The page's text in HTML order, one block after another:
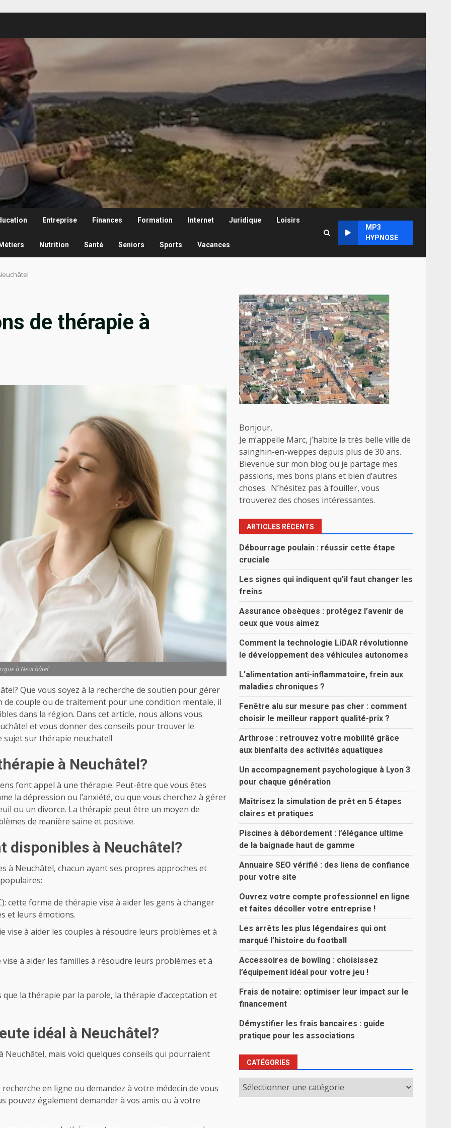
Entreprise Finances Formation Internet Juridique Loisirs
Nutrition Santé Seniors Sports Vacances
MP3
HYPNOSE
de thérapie à
à Neuchâtel
Que vous soyez à la recherche de soutien pour gérer
couple ou de traitement pour une condition mentale, il
dans la région. Dans cet article, nous allons vous
et vous donner des conseils pour trouver le
sur thérapie neuchatel!
à Neuchâtel?
font appel à une thérapie. Peut-être que vous êtes
la dépression ou l’anxiété, ou que vous cherchez à gérer
ou un divorce. La thérapie peut être un moyen de
de manière saine et positive.
disponibles à Neuchâtel?
à Neuchâtel, chacun ayant ses propres approches et
cette forme de thérapie vise à aider les gens à changer
et leurs émotions.
vise à aider les couples à résoudre leurs problèmes et à
à aider les familles à résoudre leurs problèmes et à
la thérapie par la parole, la thérapie d’acceptation et
idéal à Neuchâtel?
mais voici quelques conseils qui pourraient
en ligne ou demandez à votre médecin de vous
pouvez également demander à vos amis ou à votre
Bonjour,
Je m’appelle Marc, j’habite la très belle ville de
sainghin-en-weppes depuis plus de 30 ans.
Bievenue sur mon blog ou je partage mes
passions, mes bons plans et bien d’autres
choses. N’hésitez pas à fouiller, vous
trouverez des choses intéressantes.
ARTICLES RÉCENTS
Débourrage poulain : réussir cette étape
cruciale
Les signes qui indiquent qu’il faut changer les
freins
Assurance obsèques : protégez l’avenir de
ceux que vous aimez
Comment la technologie LiDAR révolutionne
le développement des véhicules autonomes
L’alimentation anti-inflammatoire, frein aux
maladies chroniques ?
Fenêtre alu sur mesure pas cher : comment
choisir le meilleur rapport qualité-prix ?
Arthrose : retrouvez votre mobilité grâce
aux bienfaits des activités aquatiques
Un accompagnement psychologique à Lyon 3
pour chaque génération
Maîtrisez la simulation de prêt en 5 étapes
claires et pratiques
Piscines à débordement : l’élégance ultime
de la baignade haut de gamme
Annuaire SEO vérifié : des liens de confiance
pour votre site
Ouvrez votre compte professionnel en ligne
et faites décoller votre entreprise !
Les arrêts les plus légendaires qui ont
marqué l’histoire du football
Accessoires de bowling : choisissez
l’équipement idéal pour votre jeu !
Frais de notaire: optimiser leur impact sur le
financement
Démystifier les frais bancaires : guide
pratique pour les associations
CATÉGORIES
Catégories